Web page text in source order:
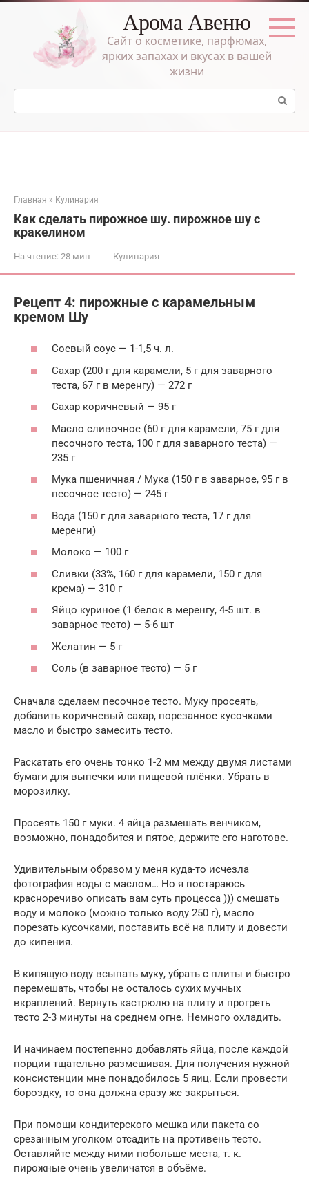
Перейти
Арома Авеню
Сайт о косметике, парфюмах,
ярких запахах и вкусах в вашей
жизни
Поиск:
Главная » Кулинария
Как сделать пирожное шу. пирожное шу с
кракелином
На чтение: 28 мин Кулинария
Рецепт 4: пирожные с карамельным
кремом Шу
Соевый соус — 1-1,5 ч. л.
Сахар (200 г для карамели, 5 г для заварного
теста, 67 г в меренгу) — 272 г
Сахар коричневый — 95 г
Масло сливочное (60 г для карамели, 75 г для
песочного теста, 100 г для заварного теста) —
235 г
Мука пшеничная / Мука (150 г в заварное, 95 г в
песочное тесто) — 245 г
Вода (150 г для заварного теста, 17 г для
меренги)
Молоко — 100 г
Сливки (33%, 160 г для карамели, 150 г для
крема) — 310 г
Яйцо куриное (1 белок в меренгу, 4-5 шт. в
заварное тесто) — 5-6 шт
Желатин — 5 г
Соль (в заварное тесто) — 5 г
Сначала сделаем песочное тесто. Муку просеять,
добавить коричневый сахар, порезанное кусочками
масло и быстро замесить тесто.
Раскатать его очень тонко 1-2 мм между двумя листами
бумаги для выпечки или пищевой плёнки. Убрать в
морозилку.
Просеять 150 г муки. 4 яйца размешать венчиком,
возможно, понадобится и пятое, держите его наготове.
Удивительным образом у меня куда-то исчезла
фотография воды с маслом… Но я постараюсь
красноречиво описать вам суть процесса ))) смешать
воду и молоко (можно только воду 250 г), масло
порезать кусочками, поставить всё на плиту и довести
до кипения.
В кипящую воду всыпать муку, убрать с плиты и быстро
перемешать, чтобы не осталось сухих мучных
вкраплений. Вернуть кастрюлю на плиту и прогреть
тесто 2-3 минуты на среднем огне. Немного охладить.
И начинаем постепенно добавлять яйца, после каждой
порции тщательно размешивая. Для получения нужной
консистенции мне понадобилось 5 яиц. Если провести
бороздку, то она должна сразу же закрыться.
При помощи кондитерского мешка или пакета со
срезанным уголком отсадить на противень тесто.
Оставляйте между ними побольше места, т. к.
пирожные очень увеличатся в объёме.